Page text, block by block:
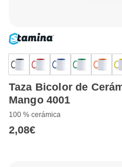
Taza Bicolor de
Mango 4001
100 % cerámica
2,08€